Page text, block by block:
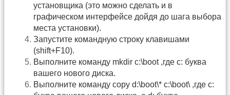
установщика (это можно сделать и в
графическом интерфейсе дойдя до шага выбора
места установки).
Запустите командную строку клавишами
(shift+F10).
Выполните команду mkdir c:\boot ,где c: буква
вашего нового диска.
Выполните команду copy d:\boot\* c:\boot\ ,где c: